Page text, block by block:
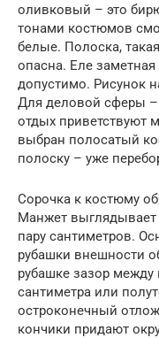
оливковый – это
тонами костюмов
белые. Полоска,
опасна. Еле
допустимо. Рисунок
Для деловой сферы –
отдых приветствуют
выбран полосатый
полоску – уже
Сорочка к костюму
Манжет выглядывает
пару сантиметров.
рубашки внешности
рубашке зазор
сантиметра или
остроконечный
кончики придают